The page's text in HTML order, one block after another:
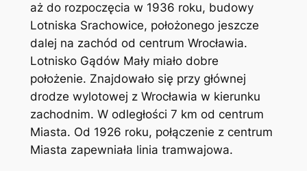
aż do rozpoczęcia w 1936 roku, budowy
Lotniska Srachowice, położonego jeszcze
dalej na zachód od centrum Wrocławia.
Lotnisko Gądów Mały miało dobre
położenie. Znajdowało się przy głównej
drodze wylotowej z Wrocławia w kierunku
zachodnim. W odległości 7 km od centrum
Miasta. Od 1926 roku, połączenie z centrum
Miasta zapewniała linia tramwajowa.